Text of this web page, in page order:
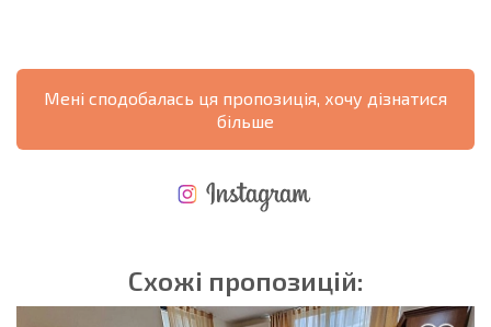
Мені сподобалась ця пропозиція, хочу дізнатися
більше
Схожі пропозицій: